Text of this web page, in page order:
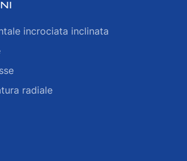
incrociata inclinata
radiale